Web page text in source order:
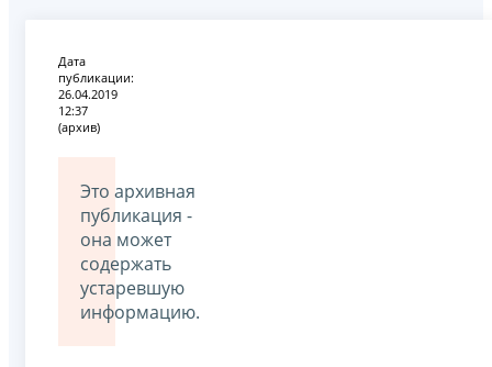
Дата
публикации:
26.04.2019
12:37
(архив)
Это архивная
публикация -
она может
содержать
устаревшую
информацию.